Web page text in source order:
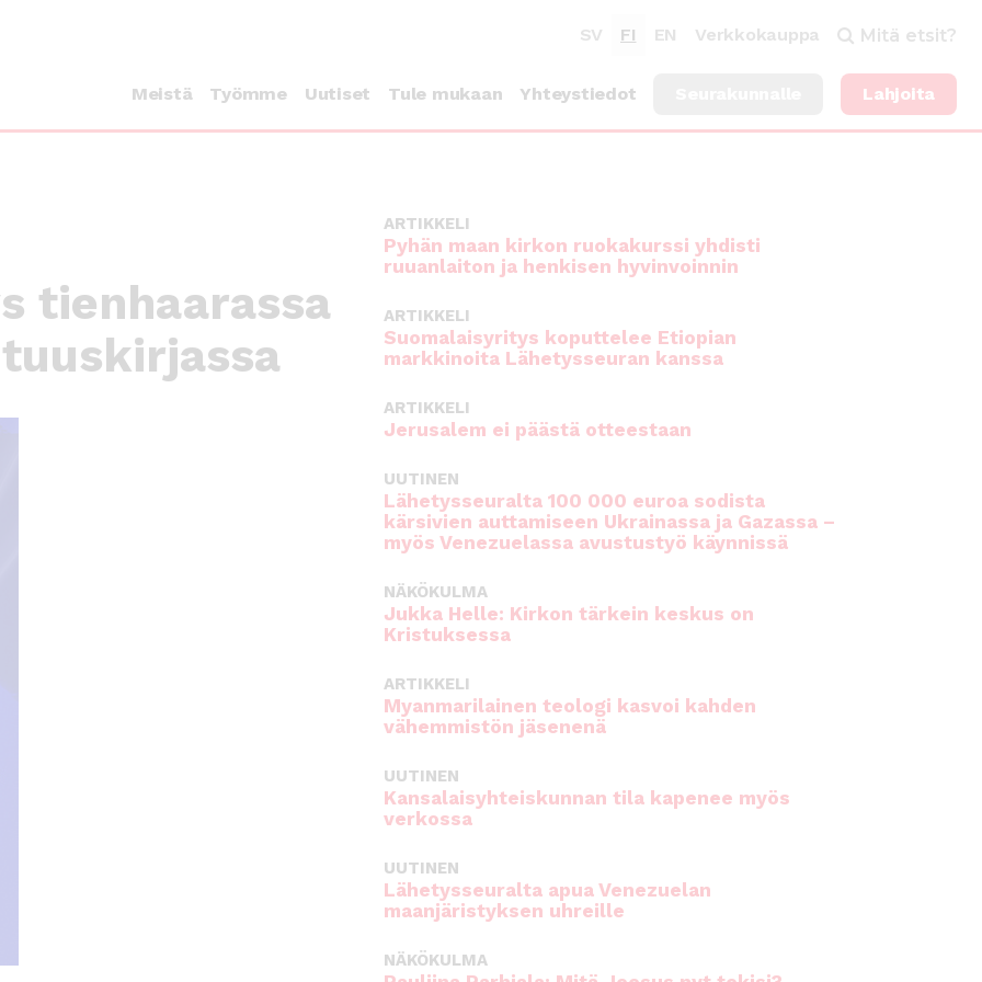
SV FI EN Verkkokauppa Mitä etsit?
Meistä Työmme Uutiset Tule mukaan Yhteystiedot Lahjoita
tienhaarassa
ARTIKKELI
Pyhän maan kirkon ruokakurssi yhdisti
ruuanlaiton ja henkisen hyvinvoinnin
ARTIKKELI
Suomalaisyritys koputtelee Etiopian
markkinoita Lähetysseuran kanssa
ARTIKKELI
Jerusalem ei päästä otteestaan
UUTINEN
Lähetysseuralta 100 000 euroa sodista
kärsivien auttamiseen Ukrainassa ja Gazassa –
myös Venezuelassa avustustyö käynnissä
NÄKÖKULMA
Jukka Helle: Kirkon tärkein keskus on
Kristuksessa
ARTIKKELI
Myanmarilainen teologi kasvoi kahden
vähemmistön jäsenenä
UUTINEN
Kansalaisyhteiskunnan tila kapenee myös
verkossa
UUTINEN
Lähetysseuralta apua Venezuelan
maanjäristyksen uhreille
NÄKÖKULMA